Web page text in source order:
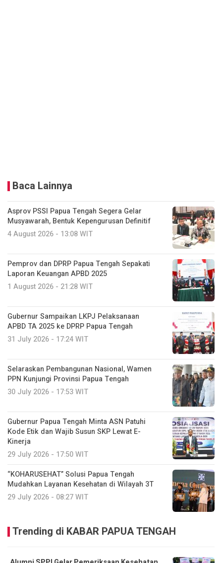
Baca Lainnya
Asprov PSSI Papua Tengah Segera Gelar
Musyawarah, Bentuk Kepengurusan Definitif
4 August 2026 - 13:08 WIT
Pemprov dan DPRP Papua Tengah Sepakati
Laporan Keuangan APBD 2025
1 August 2026 - 21:28 WIT
Gubernur Sampaikan LKPJ Pelaksanaan
APBD TA 2025 ke DPRP Papua Tengah
31 July 2026 - 17:24 WIT
Selaraskan Pembangunan Nasional, Wamen
PPN Kunjungi Provinsi Papua Tengah
30 July 2026 - 17:53 WIT
Gubernur Papua Tengah Minta ASN Patuhi
Kode Etik dan Wajib Susun SKP Lewat E-
Kinerja
29 July 2026 - 17:50 WIT
“KOHARUSEHAT” Solusi Papua Tengah
Mudahkan Layanan Kesehatan di Wilayah 3T
29 July 2026 - 08:27 WIT
Trending di KABAR PAPUA TENGAH